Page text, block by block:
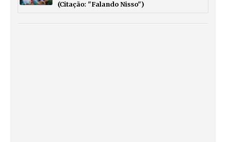
(Citação: "Falando Nisso")